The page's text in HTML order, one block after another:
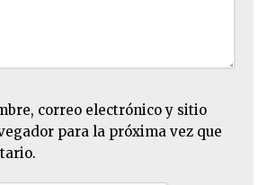
correo electrónico y sitio
para la próxima vez que